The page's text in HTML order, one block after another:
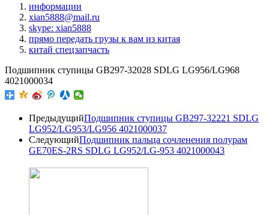
информации
xian5888@mail.ru
skype: xian5888
прямо передать грузы к вам из китая
китай спецзапчасть
Подшипник ступицы GB297-32028 SDLG LG956/LG968
4021000034
ПредыдущийПодшипник ступицы GB297-32221 SDLG
LG952/LG953/LG956 4021000037
СледующийПодшипник пальца сочленения полурам
GE70ES-2RS SDLG LG952/LG-953 4021000043